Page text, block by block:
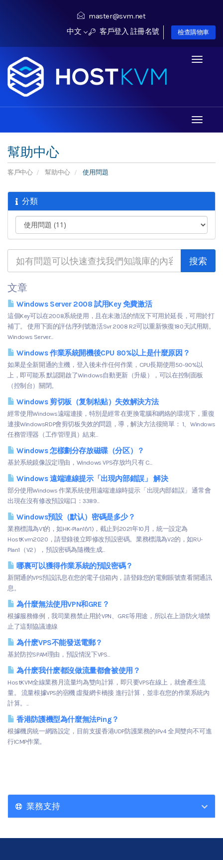
master@svm.net
中文
客戶登入 註冊名號 檢查購物車
Toggle
Toggle
幫助中心
客戶中心 幫助中心 使用問題
分類
文章
Windows Server 2008 試用Key 免費激活
這個Key可以在2008系統使用，且在未激活的情況下可用於延長，可用於打
補丁。 使用下面的評估序列號激活Svr 2008 R2可以重新恢復180天試用期。
Windows Server...
Windows 作業系統開機後CPU 80%以上是什麼原因？
如果是全新開通的主機，登入後未作任何作業，CPU長期使用50-90%以
上，即可能系 默認開啟了Windows自動更新（升級），可以在控制面板
（控制台）關閉。
Windows 剪切板（复制粘贴）失效解決方法
經常使用Windows遠端連接，特別是經常在更換電腦和網絡的環境下，重復
連接WindowsRDP會剪切板失效的問題，導，解決方法很簡單： 1、Windows
任務管理器（工作管理員）結束...
Windows 怎樣劃分存放磁碟（分区）？
基於系統鏡像設定理由，Windows VPS存放均只有 C...
Windows 遠端連線提示「出現內部錯誤」 解決
部分使用Windows 作業系統使用遠端連線時提示「出現內部錯誤」 通常會
出現在沒有修改預設端口：3389...
Windows預設（默认）密碼是多少？
業務標識為V1的，如HK-Plan1(V1)，截止到2021年10月，統一設定為
HostKvm2020，請登錄後立即修改預設密碼。業務標識為V2的，如RU-
Plan1（V2），預設密碼為隨機生成...
哪裏可以獲得作業系統的預設密碼？
新開通的VPS預設訊息在您的電子信箱內，請登錄您的電郵賬號查看開通訊
息。
為什麼無法使用VPN和GRE？
根據服務條例，我司業務禁止用於VPN、GRE等用途，所以在上游防火墻禁
止了這類協議連線
為什麽VPS不能發送電郵？
基於防控SPAM理由，預設情況下VPS...
為什麽我什麽都沒做流量都會被使用？
HostKVM全線業務月流量均為雙向計算，即只要VPS在線上，就會產生流
量。 流量根據VPS的宿機 虛擬網卡橋接 進行計算，並非在您的作業系統內
計算。...
香港防護機型為什麼無法Ping？
根據機房統一網路設定，目前支援香港UDP防護業務的IPv4 全局雙向不可進
行ICMP作業。
業務支持